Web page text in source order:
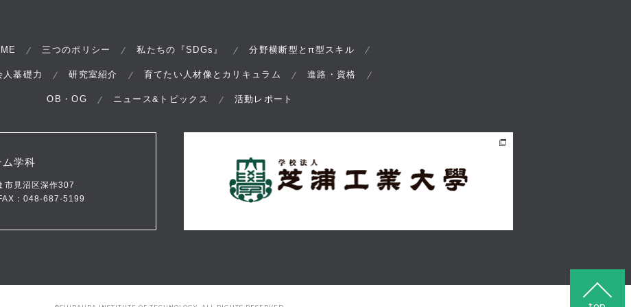
三つのポリシー 私たちの『SDGs』 分野横断型とπ型スキル
人基礎力 研究室紹介 育てたい人材像とカリキュラム 進路・資格
OB・OG ニュース&トピックス 活動レポート
学科
見沼区深作307
：048-687-5199